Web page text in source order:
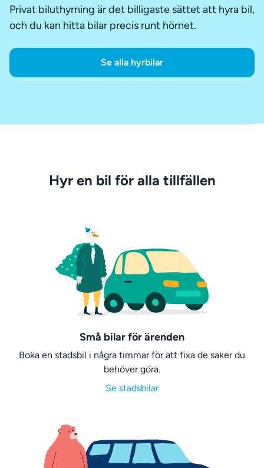
Privat biluthyrning är det billigaste sättet att hyra bil,
och du kan hitta bilar precis runt hörnet.
Se alla hyrbilar
Hyr en bil för alla tillfällen
Små bilar för ärenden
Boka en stadsbil i några timmar för att fixa de saker du
behöver göra.
Se stadsbilar